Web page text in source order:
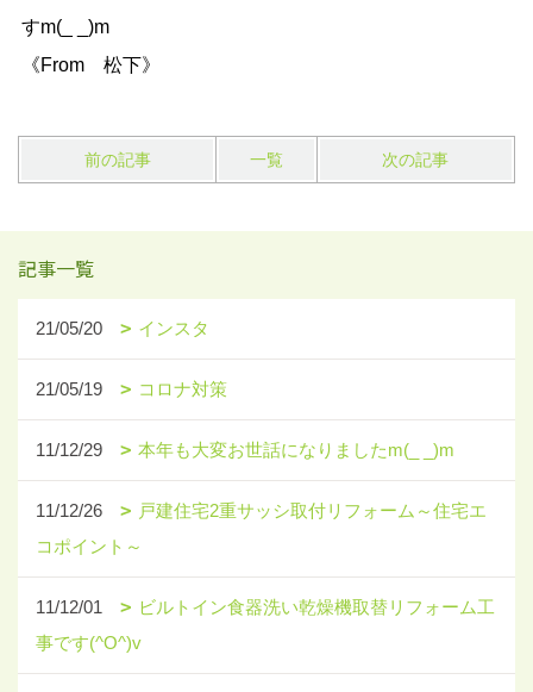
すm(_ _)m
《From 松下》
前の記事 一覧 次の記事
記事一覧
21/05/20 インスタ
21/05/19 コロナ対策
11/12/29 本年も大変お世話になりましたm(_ _)m
11/12/26
戸建住宅2重サッシ取付リフォーム～住宅エ
コポイント～
11/12/01
ビルトイン食器洗い乾燥機取替リフォーム工
事です(^O^)v